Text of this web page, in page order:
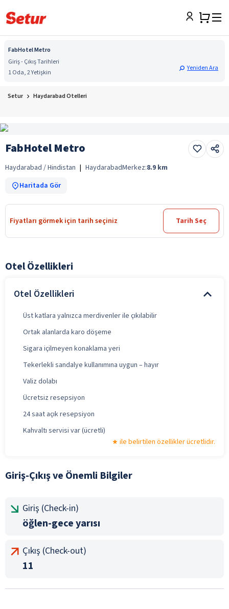
FabHotel Metro
Giriş - Çıkış Tarihleri
1 Oda, 2 Yetişkin
Yeniden Ara
Setur Haydarabad Otelleri
FabHotel Metro
Haydarabad / Hindistan | HaydarabadMerkez:8.9 km
Haritada Gör
Fiyatları görmek için tarih seçiniz Tarih Seç
Otel Özellikleri
Otel Özellikleri
Üst katlara yalnızca merdivenler ile çıkılabilir
Ortak alanlarda karo döşeme
Sigara içilmeyen konaklama yeri
Tekerlekli sandalye kullanımına uygun – hayır
Valiz dolabı
Ücretsiz resepsiyon
24 saat açık resepsiyon
Kahvaltı servisi var (ücretli)
ile belirtilen özellikler ücretlidir.
Giriş-Çıkış ve Önemli Bilgiler
Giriş (Check-in)
öğlen-gece yarısı
Çıkış (Check-out)
11